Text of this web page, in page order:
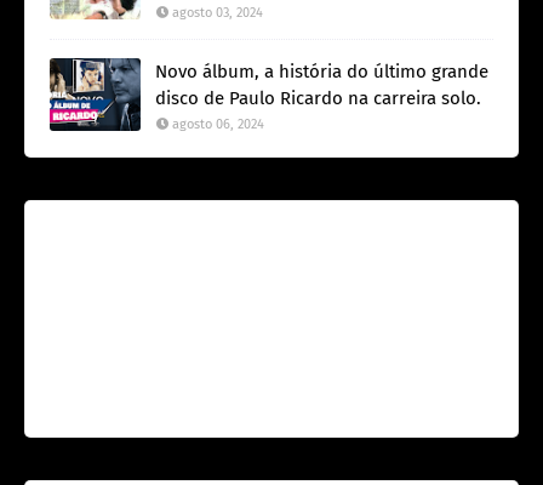
agosto 03, 2024
Novo álbum, a história do último grande
disco de Paulo Ricardo na carreira solo.
agosto 06, 2024